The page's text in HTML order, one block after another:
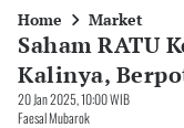
Home Market
Saham RATU
Kalinya,
20 Jan 2025, 10:00 WIB
Faesal Mubarok